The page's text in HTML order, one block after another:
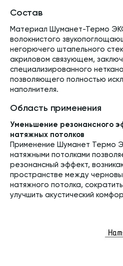
Состав
Материал Шуманет-Термо
волокнистого
негорючего штапельного
акриловом связующем,
специализированного
позволяющего полностью
наполнителя.
Область применения
Уменьшение резонансного
натяжных потолков
Применение Шуманет Термо
натяжными потолками
резонансный эффект,
пространстве между
натяжного потолка, сократить
улучшить акустический